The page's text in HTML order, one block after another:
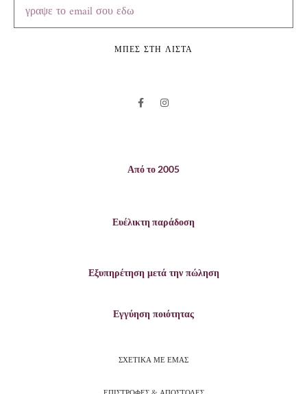
ΜΠΕΣ ΣΤΗ ΛΙΣΤΑ
Από το 2005
Ευέλικτη παράδοση
Εξυπηρέτηση μετά την πώληση
Εγγύηση ποιότητας
ΣΧΕΤΙΚΑ ΜΕ ΕΜΑΣ